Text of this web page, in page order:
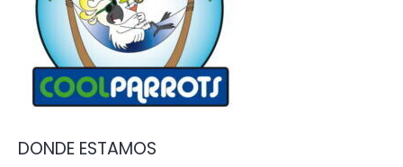
DONDE ESTAMOS